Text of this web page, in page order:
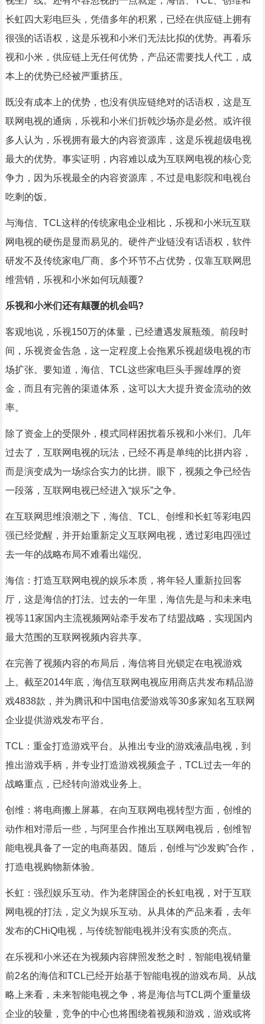
长虹四大彩电巨头，凭借多年的积累，已经在供应链上拥有
很强的话语权，这是乐视和小米们无法比拟的优势。再看乐
视和小米，供应链上无任何优势，产品还需要找人代工，成
本上的优势已经被严重挤压。
既没有成本上的优势，也没有供应链绝对的话语权，这是互
联网电视的通病，乐视和小米们折戟沙场亦是必然。或许很
多人认为，乐视拥有最大的内容资源库，这是乐视超级电视
最大的优势。事实证明，内容难以成为互联网电视的核心竞
争力，因为乐视最全的内容资源库，不过是电影院和电视台
吃剩的饭。
与海信、TCL这样的传统家电企业相比，乐视和小米玩互联
网电视的硬伤是显而易见的。硬件产业链没有话语权，软件
研发不及传统家电厂商。多个环节不占优势，仅靠互联网思
维营销，乐视和小米如何玩颠覆?
乐视和小米们还有颠覆的机会吗?
客观地说，乐视150万的体量，已经遭遇发展瓶颈。前段时
间，乐视资金告急，这一定程度上会拖累乐视超级电视的市
场扩张。要知道，海信、TCL这些家电巨头手握雄厚的资
金，而且有完善的渠道体系，这可以大大提升资金流动的效
率。
除了资金上的受限外，模式同样困扰着乐视和小米们。几年
过去了，互联网电视的玩法，已经不再是单纯的比拼内容，
而是演变成为一场综合实力的比拼。眼下，视频之争已经告
一段落，互联网电视已经进入“娱乐”之争。
在互联网思维浪潮之下，海信、TCL、创维和长虹等彩电四
强已经觉醒，并开始重新定义互联网电视，透过彩电四强过
去一年的战略布局不难看出端倪。
海信：打造互联网电视的娱乐本质，将年轻人重新拉回客
厅，这是海信的打法。过去的一年里，海信先是与和未来电
视等11家国内主流视频网站牵手发布了结盟战略，实现国内
最大范围的互联网视频内容共享。
在完善了视频内容的布局后，海信将目光锁定在电视游戏
上。截至2014年底，海信互联网电视应用商店共发布精品游
戏4838款，并为腾讯和中国电信爱游戏等30多家知名互联网
企业提供游戏发布平台。
TCL：重金打造游戏平台。从推出专业的游戏液晶电视，到
推出游戏手柄，并专业打造游戏视频盒子，TCL过去一年的
战略重点，已经转向游戏业务上。
创维：将电商搬上屏幕。在向互联网电视转型方面，创维的
动作相对滞后一些，与阿里合作推出互联网电视后，创维智
能电视具备了一定的电商基因。随后，创维与“沙发购”合作，
打造电视购物新体验。
长虹：强烈娱乐互动。作为老牌国企的长虹电视，对于互联
网电视的打法，定义为娱乐互动。从具体的产品来看，去年
发布的CHiQ电视，与传统智能电视并没有实质的亮点。
在乐视和小米还在为视频内容牌照发愁之时，智能电视销量
前2名的海信和TCL已经开始基于智能电视的游戏布局。从战
略上来看，未来智能电视之争，将是海信与TCL两个重量级
企业的较量，竞争的中心也将围绕着视频和游戏，游戏或将